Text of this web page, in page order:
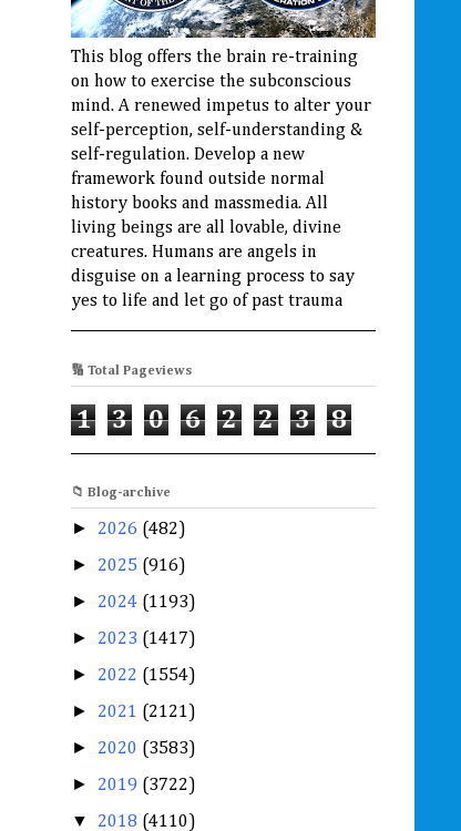
This blog offers the brain re-training
on how to exercise the subconscious
mind. A renewed impetus to alter your
self-perception, self-understanding &
self-regulation. Develop a new
framework found outside normal
history books and massmedia. All
living beings are all lovable, divine
creatures. Humans are angels in
disguise on a learning process to say
yes to life and let go of past trauma
🔢 Total Pageviews
1 3 0 6 2 2 3 8
📁 Blog-archive
► 2026 (482)
► 2025 (916)
► 2024 (1193)
► 2023 (1417)
► 2022 (1554)
► 2021 (2121)
► 2020 (3583)
► 2019 (3722)
▼ 2018 (4110)